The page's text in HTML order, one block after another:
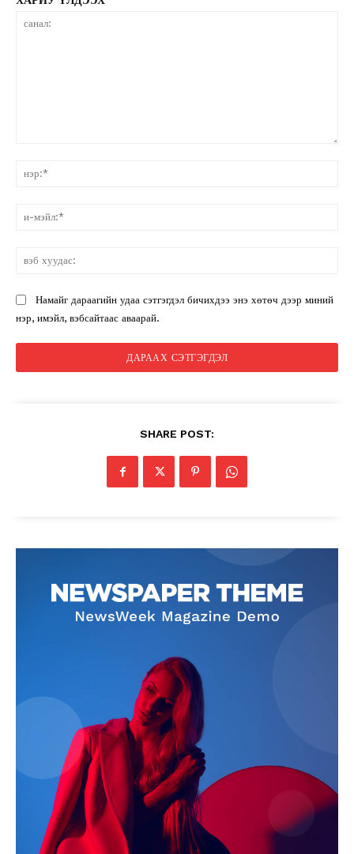
Намайг дараагийн удаа сэтгэгдэл бичихдээ энэ хөтөч дээр миний
нэр, имэйл, вэбсайтаас аваарай.
SHARE POST: